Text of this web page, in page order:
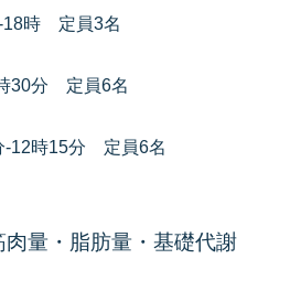
18時 定員3名
30分 定員6名
時15分 定員6名
肉量・脂肪量・基礎代謝